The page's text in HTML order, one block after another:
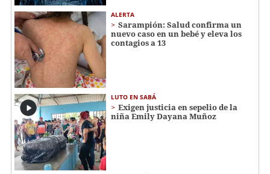
ALERTA
Sarampión: Salud confirma un
nuevo caso en un bebé y eleva los
contagios a 13
LUTO EN SABÁ
Exigen justicia en sepelio de la
niña Emily Dayana Muñoz